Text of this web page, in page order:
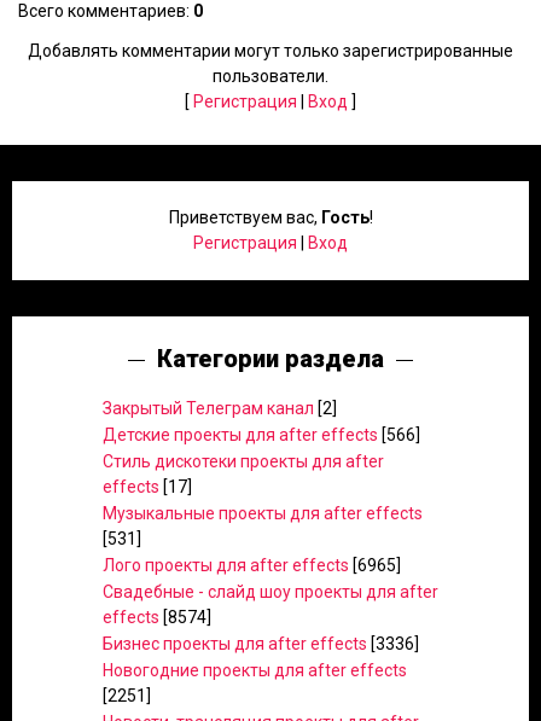
Всего комментариев: 0
Добавлять комментарии могут только зарегистрированные
пользователи.
[ Регистрация Вход ]
Приветствуем вас, Гость!
Регистрация
Вход
Категории раздела
Закрытый Телеграм канал [2]
Детские проекты для after effects [566]
Стиль дискотеки проекты для after
effects [17]
Музыкальные проекты для after effects
[531]
Лого проекты для after effects [6965]
Свадебные - слайд шоу проекты для after
effects [8574]
Бизнес проекты для after effects [3336]
Новогодние проекты для after effects
[2251]